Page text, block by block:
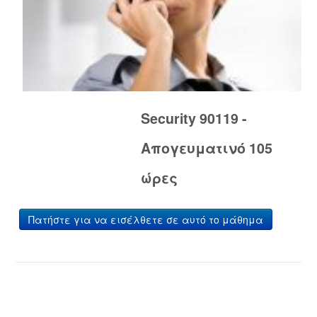
Security 90119 -
Απογευματινό 105
ώρες
Πατήστε για να εισέλθετε σε αυτό το μάθημα